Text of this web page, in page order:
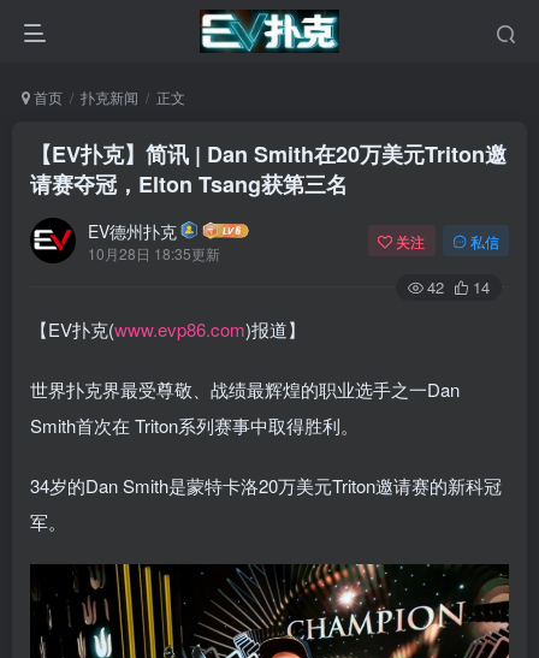
首页 扑克新闻 正文
【EV扑克】简讯 | Dan Smith在20万美元Triton邀
请赛夺冠，Elton Tsang获第三名
EV德州扑克
10月28日 18:35更新
关注 私信
42 14
【EV扑克(www.evp86.com)报道】
世界扑克界最受尊敬、战绩最辉煌的职业选手之一Dan
Smith首次在 Triton系列赛事中取得胜利。
34岁的Dan Smith是蒙特卡洛20万美元Triton邀请赛的新科冠
军。